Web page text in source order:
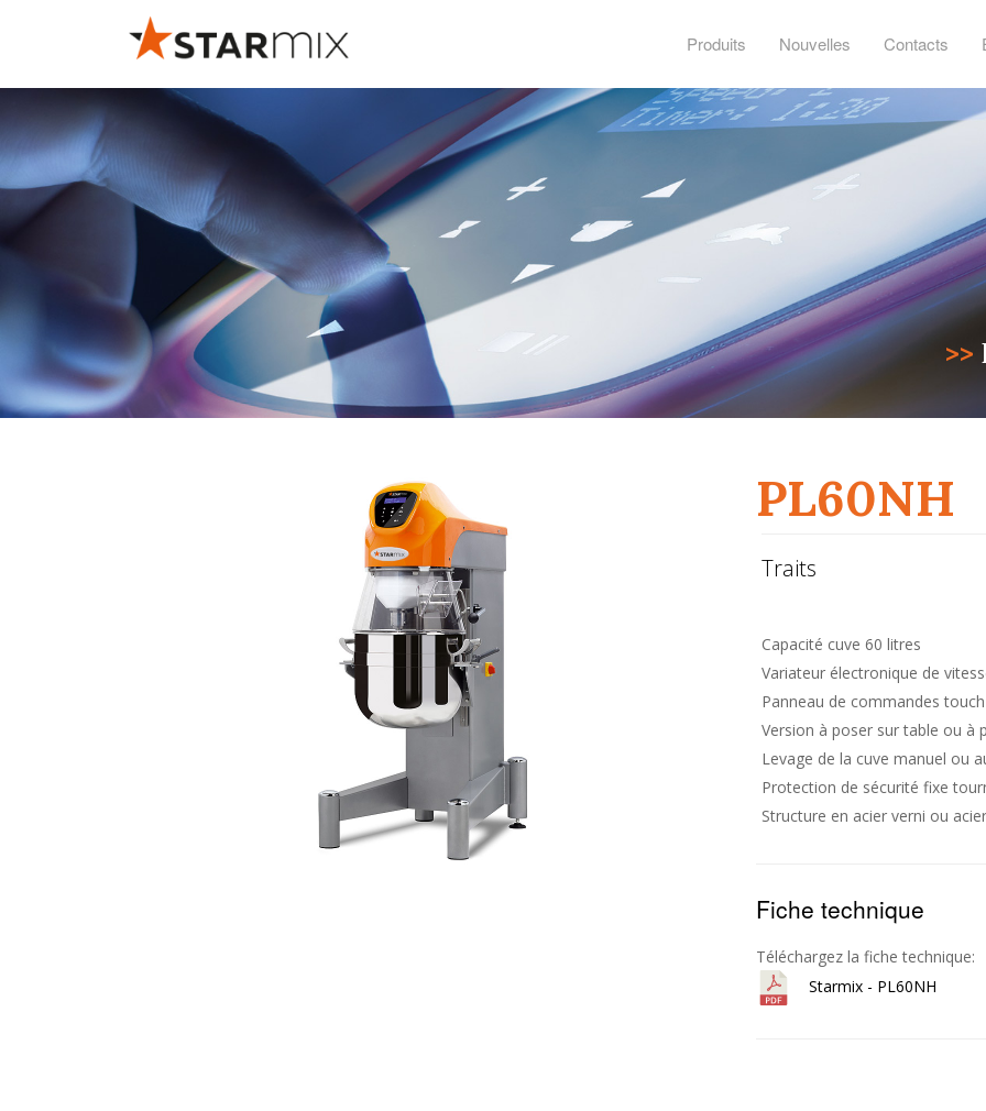
Produits Nouvelles Contacts
>>
PL60NH
Traits
Capacité cuve 60 litres
Variateur électronique de
Panneau de commandes
Version à poser sur table ou à
Levage de la cuve manuel ou
Protection de sécurité fixe
Structure en acier verni ou
Fiche technique
Téléchargez la fiche technique:
Starmix - PL60NH